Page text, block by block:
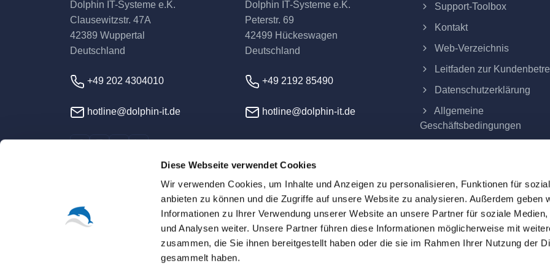
Diese Webseite verwendet Cookies
Wir verwenden Cookies, um Inhalte und Anzeigen zu personalisieren, Funktionen für
anbieten zu können und die Zugriffe auf unsere Website zu analysieren. Außerdem geben
Informationen zu Ihrer Verwendung unserer Website an unsere Partner für soziale Medien,
und Analysen weiter. Unsere Partner führen diese Informationen möglicherweise mit
zusammen, die Sie ihnen bereitgestellt haben oder die sie im Rahmen Ihrer Nutzung der
gesammelt haben.
Dolphin IT-Systeme e.K.
Clausewitzstr. 47A
42389 Wuppertal
Deutschland
+49 202 4304010
hotline@dolphin-it.de
Dolphin IT-Systeme e.K.
Peterstr. 69
42499 Hückeswagen
Deutschland
+49 2192 85490
hotline@dolphin-it.de
Support-Toolbox
Kontakt
Web-Verzeichnis
Leitfaden zur
Datenschutzerklärung
Allgemeine
Geschäftsbedingungen
© 2026 Dolphin IT-Systeme e.K.
Sofern nicht ausdrücklich anders vereinbart, sind alle Preise Festpreise und verstehen sich zuzüglich der am